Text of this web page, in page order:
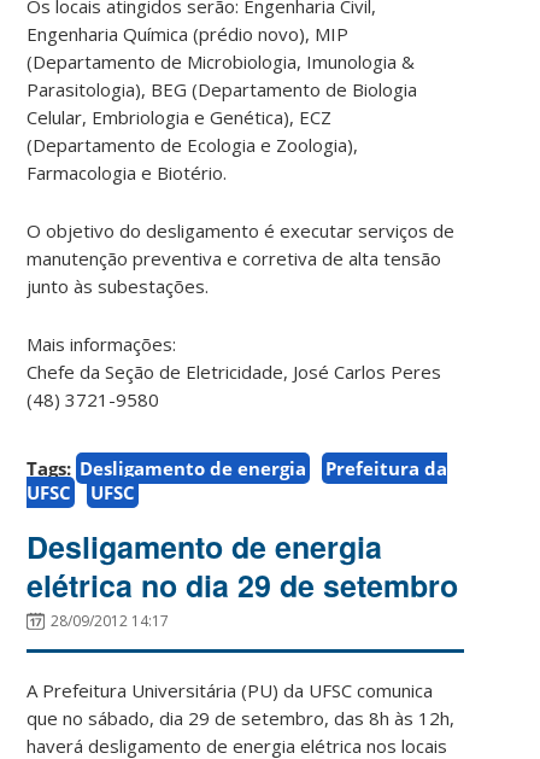
Os locais atingidos serão: Engenharia Civil,
Engenharia Química (prédio novo), MIP
(Departamento de Microbiologia, Imunologia &
Parasitologia), BEG (Departamento de Biologia
Celular, Embriologia e Genética), ECZ
(Departamento de Ecologia e Zoologia),
Farmacologia e Biotério.
O objetivo do desligamento é executar serviços de
manutenção preventiva e corretiva de alta tensão
junto às subestações.
Mais informações:
Chefe da Seção de Eletricidade, José Carlos Peres
(48) 3721-9580
Tags: Desligamento de energia
Prefeitura da
UFSC
UFSC
Desligamento de energia
elétrica no dia 29 de setembro
28/09/2012 14:17
A Prefeitura Universitária (PU) da UFSC comunica
que no sábado, dia 29 de setembro, das 8h às 12h,
haverá desligamento de energia elétrica nos locais